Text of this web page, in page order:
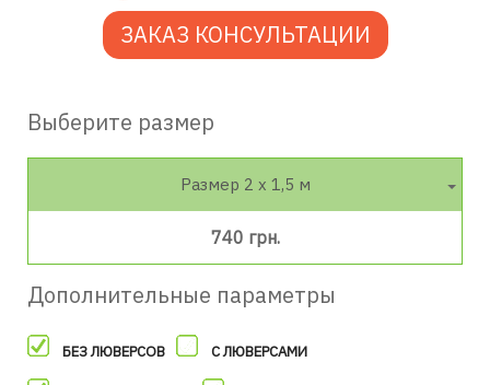
ЗАКАЗ КОНСУЛЬТАЦИИ
Выберите размер
Размер 2 х 1,5 м
740 грн.
Дополнительные параметры
БЕЗ ЛЮВЕРСОВ С ЛЮВЕРСАМИ